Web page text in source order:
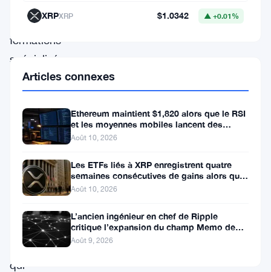
formations
spécialisées
changent
pour
des
milliers
personnes
qui
XRPXRP $1.0342 ▲ +0.01%
Articles connexes
Ethereum maintient $1,820 alors que le RSI
et les moyennes mobiles lancent des
signaux d’avertissement
Août 10, 2026
Les ETFs liés à XRP enregistrent quatre
semaines consécutives de gains alors que
le prix teste le support à 1
Août 10, 2026
L’ancien ingénieur en chef de Ripple
critique l’expansion du champ Memo de
XRPL
Août 9, 2026